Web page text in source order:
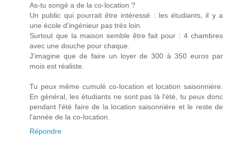
As-tu songé a de la co-location ?
Un public qui pourrait être intéressé : les étudiants, il y a
une école d'ingénieur pas très loin.
Surtout que la maison semble être fait pour : 4 chambres
avec une douche pour chaque.
J'imagine que de faire un loyer de 300 à 350 euros par
mois est réaliste.
Tu peux même cumulé co-location et location saisonnière.
En général, les étudiants ne sont pas là l'été, tu peux donc
pendant l'été faire de la location saisonnière et le reste de
l'année de la co-location.
Répondre